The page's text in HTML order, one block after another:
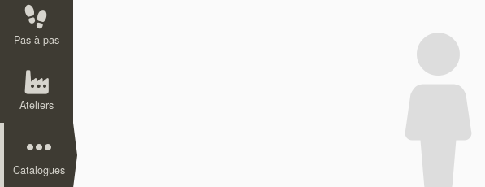
Pas à pas
Ateliers
Catalogues